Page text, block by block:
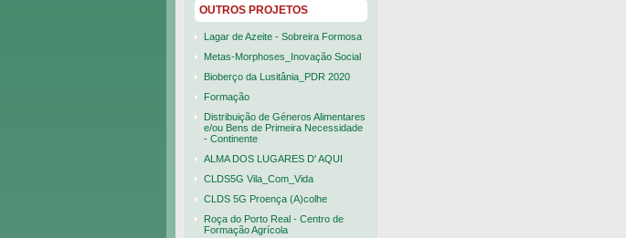
OUTROS PROJETOS
Lagar de Azeite - Sobreira Formosa
Metas-Morphoses_Inovação Social
Bioberço da Lusitânia_PDR 2020
Formação
Distribuição de Géneros Alimentares
e/ou Bens de Primeira Necessidade
- Continente
ALMA DOS LUGARES D' AQUI
CLDS5G Vila_Com_Vida
CLDS 5G Proença (A)colhe
Roça do Porto Real - Centro de
Formação Agrícola